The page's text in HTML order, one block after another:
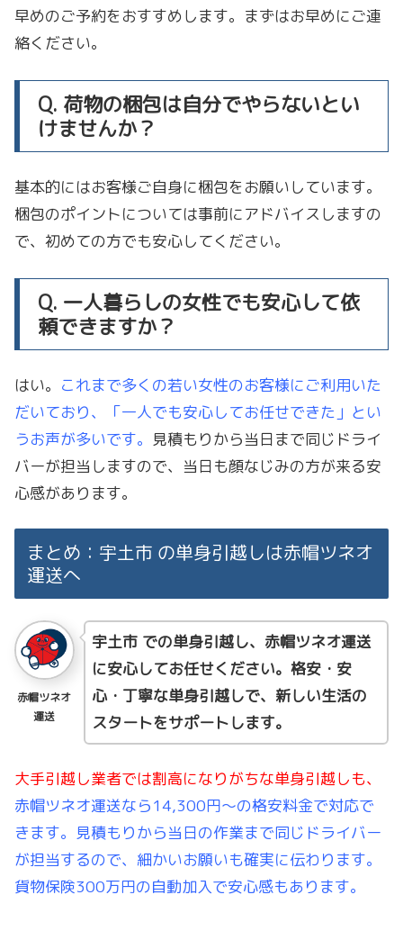
早めのご予約をおすすめします。まずはお早めにご連
絡ください。
Q. 荷物の梱包は自分でやらないとい
けませんか？
基本的にはお客様ご自身に梱包をお願いしています。
梱包のポイントについては事前にアドバイスしますの
で、初めての方でも安心してください。
Q. 一人暮らしの女性でも安心して依
頼できますか？
はい。 これまで多くの若い女性のお客様にご利用いた
だいており、「一人でも安心してお任せできた」とい
うお声が多いです。 見積もりから当日まで同じドライ
バーが担当しますので、当日も顔なじみの方が来る安
心感があります。
まとめ：宇土市 の単身引越しは赤帽ツネオ
運送へ
赤帽ツネオ
運送
宇土市 での単身引越し、赤帽ツネオ運送
に安心してお任せください。格安・安
心・丁寧な単身引越しで、新しい生活の
スタートをサポートします。
大手引越し業者では割高になりがちな単身引越しも、
赤帽ツネオ運送なら14,300円〜の格安料金で対応で
きます。見積もりから当日の作業まで同じドライバー
が担当するので、細かいお願いも確実に伝わります。
貨物保険300万円の自動加入で安心感もあります。